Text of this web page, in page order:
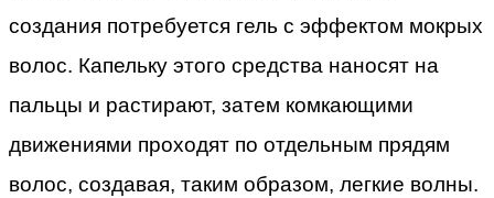
создания потребуется гель с эффектом мокрых
волос. Капельку этого средства наносят на
пальцы и растирают, затем комкающими
движениями проходят по отдельным прядям
волос, создавая, таким образом, легкие волны.